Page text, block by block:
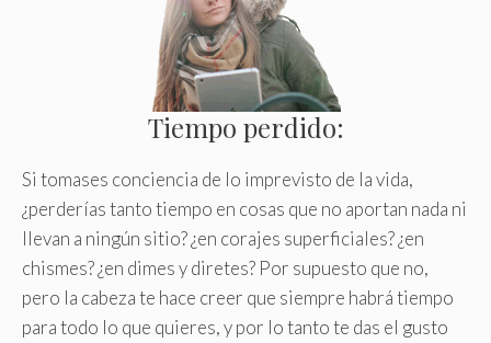
Tiempo perdido:
Si tomases conciencia de lo imprevisto de la vida,
¿perderías tanto tiempo en cosas que no aportan nada ni
llevan a ningún sitio? ¿en corajes superficiales? ¿en
chismes? ¿en dimes y diretes? Por supuesto que no,
pero la cabeza te hace creer que siempre habrá tiempo
para todo lo que quieres, y por lo tanto te das el gusto